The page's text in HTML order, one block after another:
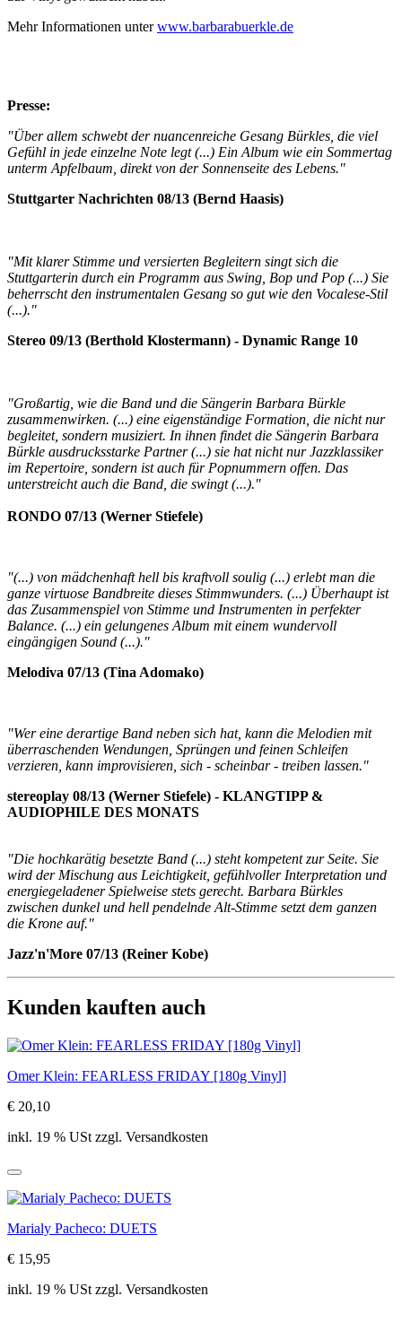
Mehr Informationen unterwww.barbarabuerkle.de
Presse:
"Über allem schwebt der nuancenreiche Gesang Bürkles, die viel
Gefühl in jede einzelne Note legt (...) Ein Album wie ein Sommertag
unterm Apfelbaum, direkt von der Sonnenseite des Lebens."
Stuttgarter Nachrichten 08/13 (Bernd Haasis)
"Mit klarer Stimme und versierten Begleitern singt sich die
Stuttgarterin durch ein Programm aus Swing, Bop und Pop (...) Sie
beherrscht den instrumentalen Gesang so gut wie den Vocalese-Stil
(...)."
Stereo 09/13 (Berthold Klostermann) - Dynamic Range 10
"Großartig, wie die Band und die Sängerin Barbara Bürkle
zusammenwirken. (...) eine eigenständige Formation, die nicht nur
begleitet, sondern musiziert. In ihnen findet die Sängerin Barbara
Bürkle ausdrucksstarke Partner (...) sie hat nicht nur Jazzklassiker
im Repertoire, sondern ist auch für Popnummern offen. Das
unterstreicht auch die Band, die swingt (...)."
RONDO 07/13 (Werner Stiefele)
"(...) von mädchenhaft hell bis kraftvoll soulig (...) erlebt man die
ganze virtuose Bandbreite dieses Stimmwunders. (...) Überhaupt ist
das Zusammenspiel von Stimme und Instrumenten in perfekter
Balance. (...) ein gelungenes Album mit einem wundervoll
eingängigen Sound (...)."
Melodiva 07/13 (Tina Adomako)
"Wer eine derartige Band neben sich hat, kann die Melodien mit
überraschenden Wendungen, Sprüngen und feinen Schleifen
verzieren, kann improvisieren, sich - scheinbar - treiben lassen."
stereoplay 08/13 (Werner Stiefele) - KLANGTIPP &
AUDIOPHILE DES MONATS
"Die hochkarätig besetzte Band (...) steht kompetent zur Seite. Sie
wird der Mischung aus Leichtigkeit, gefühlvoller Interpretation und
energiegeladener Spielweise stets gerecht. Barbara Bürkles
zwischen dunkel und hell pendelnde Alt-Stimme setzt dem ganzen
die Krone auf."
Jazz'n'More 07/13 (Reiner Kobe)
Kunden kauften auch
Omer Klein: FEARLESS FRIDAY [180g Vinyl]
€ 20,10
inkl. 19 % USt zzgl. Versandkosten
Marialy Pacheco: DUETS
€ 15,95
inkl. 19 % USt zzgl. Versandkosten